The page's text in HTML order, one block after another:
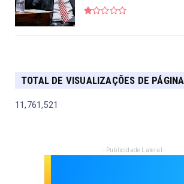
TOTAL DE VISUALIZAÇÕES DE PÁGINA
11,761,521
- Publicidade Lateral -